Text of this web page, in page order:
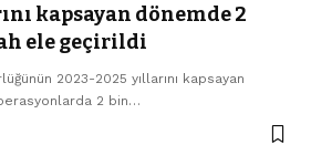
kapsayan dönemde 2
ele geçirildi
2023-2025 yıllarını kapsayan
2 bin…